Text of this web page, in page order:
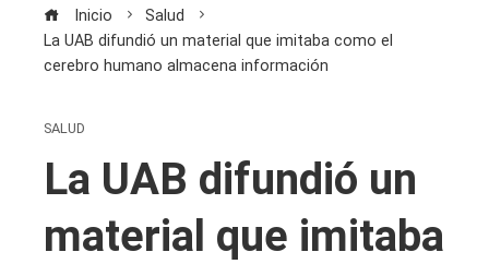
Inicio
Salud
La UAB difundió un material que imitaba como el
cerebro humano almacena información
SALUD
La UAB difundió un
material que imitaba